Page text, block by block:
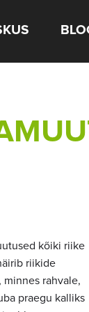
kõiki riike
riikide
minnes rahvale,
praegu kalliks